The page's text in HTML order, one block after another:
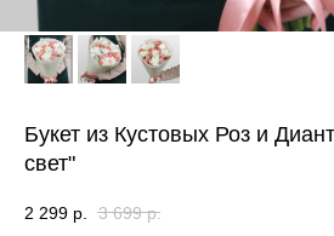
Букет из Кустовых Роз и
свет"
2 299 р. 3 699 р.